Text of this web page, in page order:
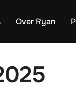
Over Ryan